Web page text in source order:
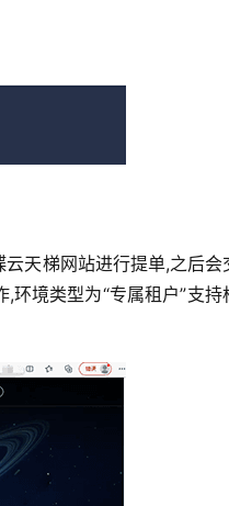
天梯网站进行提单,之后会
环境类型为“专属租户”支持